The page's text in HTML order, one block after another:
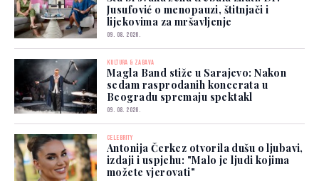
Jusufović o menopauzi, štitnjači i
lijekovima za mršavljenje
09. 08. 2026.
KULTURA & ZABAVA
Magla Band stiže u Sarajevo: Nakon
sedam rasprodanih koncerata u
Beogradu spremaju spektakl
09. 08. 2026.
CELEBRITY
Antonija Čerkez otvorila dušu o ljubavi,
izdaji i uspjehu: "Malo je ljudi kojima
možete vjerovati"